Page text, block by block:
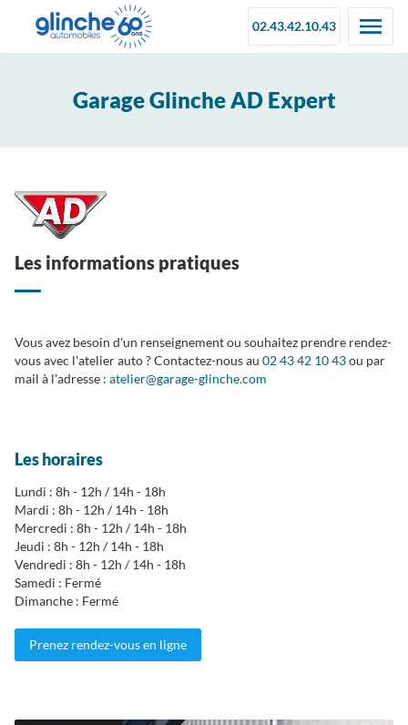
02.43.42.10.43
Garage Glinche AD Expert
Les informations pratiques
Vous avez besoin d'un renseignement ou souhaitez prendre rendez-
vous avec l'atelier auto ? Contactez-nous au 02 43 42 10 43ou par
mail à l'adresse : atelier@garage-glinche.com
Les horaires
Lundi : 8h - 12h / 14h - 18h
Mardi : 8h - 12h / 14h - 18h
Mercredi : 8h - 12h / 14h - 18h
Jeudi : 8h - 12h / 14h - 18h
Vendredi : 8h - 12h / 14h - 18h
Samedi : Fermé
Dimanche : Fermé
Prenez rendez-vous en ligne